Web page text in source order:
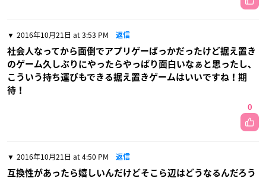
2016年10月21日 at 3:53 PM 返信
社会人なってから面倒でアプリゲーばっかだったけど据え置き
のゲーム久しぶりにやったらやっぱり面白いなぁと思ったし、
こういう持ち運びもできる据え置きゲームはいいですね！期
待！
0
2016年10月21日 at 4:50 PM 返信
互換性があったら嬉しいんだけどそこら辺はどうなるんだろう